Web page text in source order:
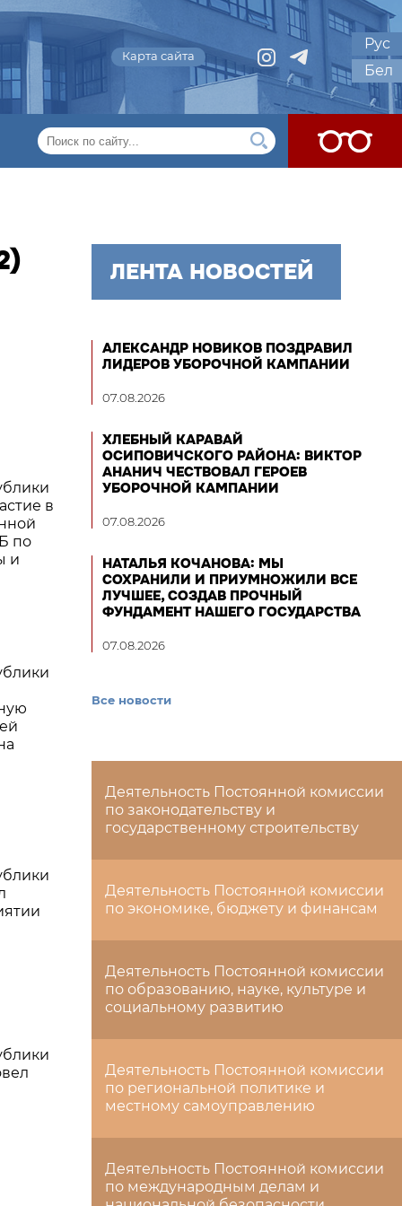
Карта сайта
Рус
Бел
в
по
и
ЛЕНТА НОВОСТЕЙ
АЛЕКСАНДР НОВИКОВ ПОЗДРАВИЛ
ЛИДЕРОВ УБОРОЧНОЙ КАМПАНИИ
07.08.2026
ХЛЕБНЫЙ КАРАВАЙ
ОСИПОВИЧСКОГО РАЙОНА: ВИКТОР
АНАНИЧ ЧЕСТВОВАЛ ГЕРОЕВ
УБОРОЧНОЙ КАМПАНИИ
07.08.2026
НАТАЛЬЯ КОЧАНОВА: МЫ
СОХРАНИЛИ И ПРИУМНОЖИЛИ ВСЕ
ЛУЧШЕЕ, СОЗДАВ ПРОЧНЫЙ
ФУНДАМЕНТ НАШЕГО ГОСУДАРСТВА
07.08.2026
Все новости
Деятельность Постоянной комиссии
по законодательству и
государственному строительству
Деятельность Постоянной комиссии
по экономике, бюджету и финансам
Деятельность Постоянной комиссии
по образованию, науке, культуре и
социальному развитию
Деятельность Постоянной комиссии
по региональной политике и
местному самоуправлению
Деятельность Постоянной комиссии
по международным делам и